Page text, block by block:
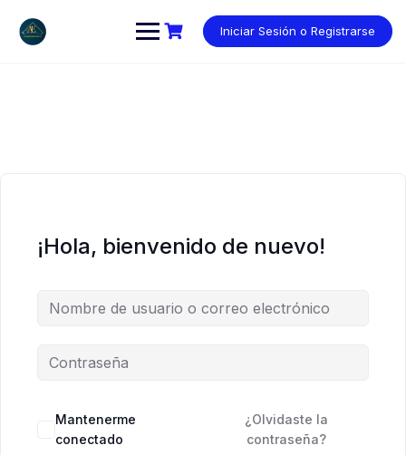
contenido
Iniciar Sesión o Registrarse
¡Hola, bienvenido de nuevo!
Mantenerme
conectado
¿Olvidaste la
contraseña?